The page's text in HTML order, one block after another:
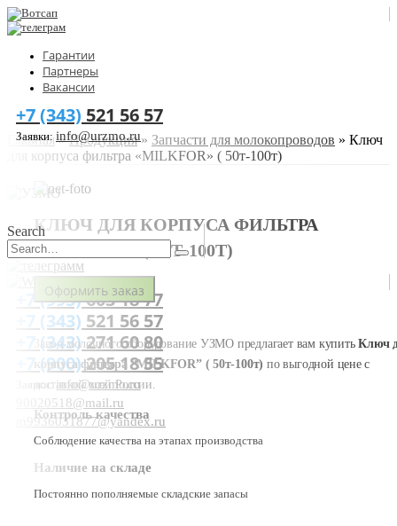
Гарантии
Партнеры
Вакансии
+7 (343) 521 56 57
Заявки:info@urzmo.ru
Search
+7 (993)603 18 77
+7 (343) 521 56 57
+7 (343)271 60 80
+7 (900)205 18 55
Заявки:info@urzmo.ru
90020518@mail.ru
m9936031877@yandex.ru
Главная»Продукция» Запчасти для молокопроводов » Ключ
для корпуса фильтра «MILKFOR» ( 50т-100т)
КЛЮЧ ДЛЯ КОРПУСА ФИЛЬТРА
“MILKFOR” ( 50Т-100Т)
Оформить заказ
Завод молочного оборудование УЗМО предлагает вам купитьКлюч
корпуса фильтра “MILKFOR” ( 50т-100т) по выгодной цене с
доставкой всей России.
Контроль качества
Соблюдение качества на этапах производства
Наличие на складе
Постоянно пополняемые складские запасы